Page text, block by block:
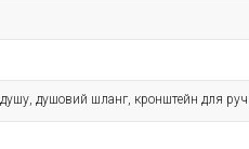
душовий шланг, кронштейн для